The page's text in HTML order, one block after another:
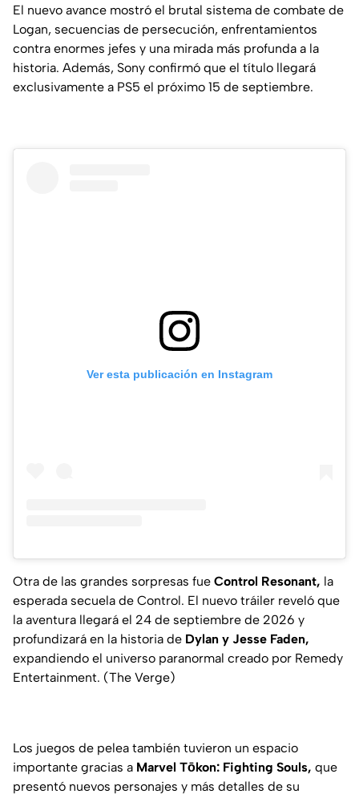
El nuevo avance mostró el brutal sistema de combate de
Logan, secuencias de persecución, enfrentamientos
contra enormes jefes y una mirada más profunda a la
historia. Además, Sony confirmó que el título llegará
exclusivamente a PS5 el próximo 15 de septiembre.
Ver esta publicación en Instagram
Otra de las grandes sorpresas fue Control Resonant, la
esperada secuela de Control. El nuevo tráiler reveló que
la aventura llegará el 24 de septiembre de 2026 y
profundizará en la historia de Dylan y Jesse Faden,
expandiendo el universo paranormal creado por Remedy
Entertainment. (The Verge)
Los juegos de pelea también tuvieron un espacio
importante gracias a Marvel Tōkon: Fighting Souls, que
presentó nuevos personajes y más detalles de su